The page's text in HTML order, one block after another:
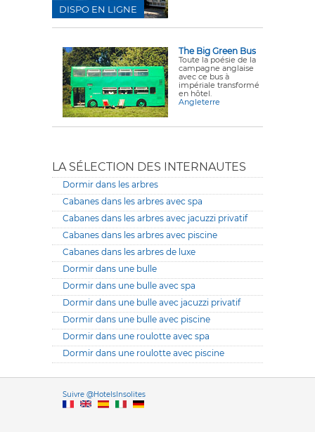
DISPO EN LIGNE
The Big Green Bus
Toute la poésie de la
campagne anglaise
avec ce bus à
impériale transformé
en hôtel.
Angleterre
LA SÉLECTION DES INTERNAUTES
Dormir dans les arbres
Cabanes dans les arbres avec spa
Cabanes dans les arbres avec jacuzzi privatif
Cabanes dans les arbres avec piscine
Cabanes dans les arbres de luxe
Dormir dans une bulle
Dormir dans une bulle avec spa
Dormir dans une bulle avec jacuzzi privatif
Dormir dans une bulle avec piscine
Dormir dans une roulotte avec spa
Dormir dans une roulotte avec piscine
Suivre @HotelsInsolitesVersione